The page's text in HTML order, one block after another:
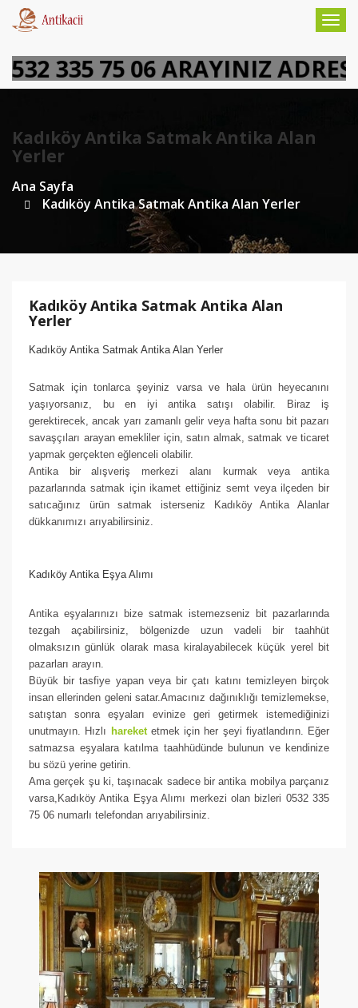
335 75 06 ARAYINIZ
Kadıköy Antika Satmak Antika Alan
Yerler
Ana Sayfa
Kadıköy Antika Satmak Antika Alan Yerler
Kadıköy Antika Satmak Antika Alan
Yerler
Kadıköy Antika Satmak Antika Alan Yerler
Satmak için tonlarca şeyiniz varsa ve hala ürün heyecanını
yaşıyorsanız, bu en iyi antika satışı olabilir. Biraz iş
gerektirecek, ancak yarı zamanlı gelir veya hafta sonu bit pazarı
savaşçıları arayan emekliler için, satın almak, satmak ve ticaret
yapmak gerçekten eğlenceli olabilir.
Antika bir alışveriş merkezi alanı kurmak veya antika
pazarlarında satmak için ikamet ettiğiniz semt veya ilçeden bir
satıcağınız ürün satmak isterseniz Kadıköy Antika Alanlar
dükkanımızı arıyabilirsiniz.
Kadıköy Antika Eşya Alımı
Antika eşyalarınızı bize satmak istemezseniz bit pazarlarında
tezgah açabilirsiniz, bölgenizde uzun vadeli bir taahhüt
olmaksızın günlük olarak masa kiralayabilecek küçük yerel bit
pazarları arayın.
Büyük bir tasfiye yapan veya bir çatı katını temizleyen birçok
insan ellerinden geleni satar.Amacınız dağınıklığı temizlemekse,
satıştan sonra eşyaları evinize geri getirmek istemediğinizi
unutmayın. Hızlı hareketetmek için her şeyi fiyatlandırın. Eğer
satmazsa eşyalara katılma taahhüdünde bulunun ve kendinize
bu sözü yerine getirin.
Ama gerçek şu ki, taşınacak sadece bir antika mobilya parçanız
varsa,Kadıköy Antika Eşya Alımı merkezi olan bizleri 0532 335
75 06 numarlı telefondan arıyabilirsiniz.